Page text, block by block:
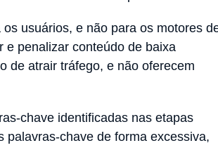
usuários, e não para os motores
e penalizar conteúdo de baixa
de atrair tráfego, e não oferecem
chave identificadas nas etapas
palavras-chave de forma excessiva,